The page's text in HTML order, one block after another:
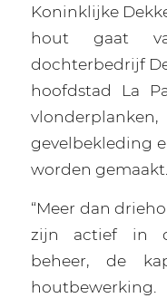
Koninklijke
hout gaat
dochterbedrijf
hoofdstad La
gevelbekleding
worden gemaakt.
“Meer dan
zijn actief in
beheer, de